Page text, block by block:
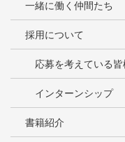
一緒に働く仲間たち
採用について
応募を考えている
インターンシップ
書籍紹介